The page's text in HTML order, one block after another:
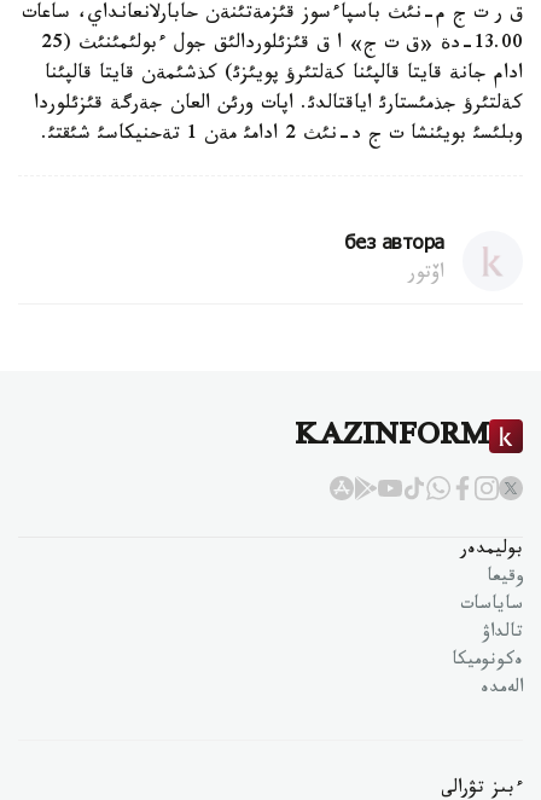
ق ر ت ج م-نئث باسپاءسوز قئزمةتئنةن حابارلانعانداي، ساعات
13.00-دة «ق ت ج» ا ق قئزئلوردالئق جول ءبولئمئنئث (25
ادام جانة قايتا قالپئنا كةلتئرؤ پويئزئ) كذشئمةن قايتا قالپئنا
كةلتئرؤ جذمئستارئ اياقتالدئ. اپات ورئن العان جةرگة قئزئلوردا
وبلئسئ بويئنشا ت ج د-نئث 2 ادامئ مةن 1 تةحنيكاسئ شئقتئ.
без автора
اۆتور
KAZINFORM
بوليمدەر
وقيعا
ساياسات
تالداۋ
ەكونوميكا
الەمدە
ءبىز تۋرالى